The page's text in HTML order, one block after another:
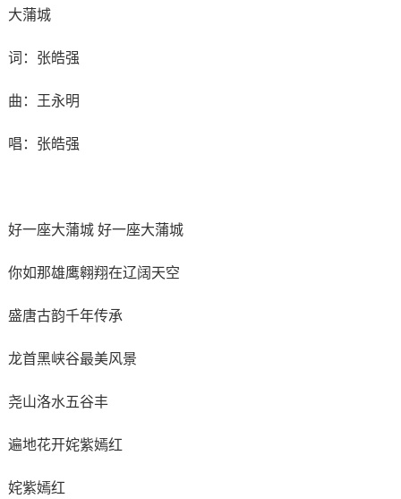
大蒲城
词：张皓强
曲：王永明
唱：张皓强
好一座大蒲城 好一座大蒲城
你如那雄鹰翱翔在辽阔天空
盛唐古韵千年传承
龙首黑峡谷最美风景
尧山洛水五谷丰
遍地花开姹紫嫣红
姹紫嫣红